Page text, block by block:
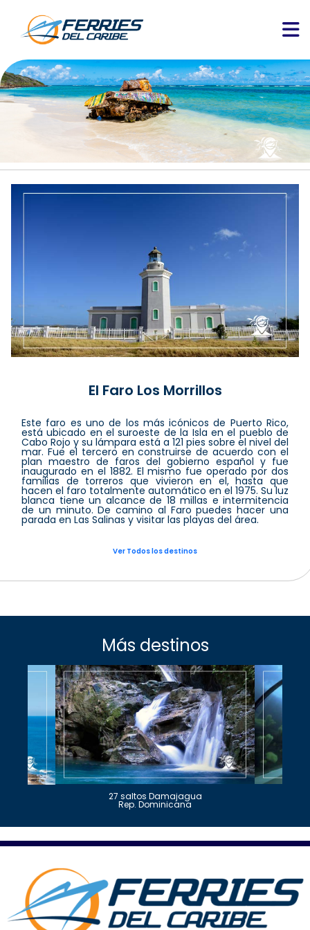
El Faro Los Morrillos
Este faro es uno de los más icónicos de Puerto Rico,
está ubicado en el suroeste de la Isla en el pueblo de
Cabo Rojo y su lámpara está a 121 pies sobre el nivel del
mar. Fue el tercero en construirse de acuerdo con el
plan maestro de faros del gobierno español y fue
inaugurado en el 1882. El mismo fue operado por dos
familias de torreros que vivieron en el, hasta que
hacen el faro totalmente automático en el 1975. Su luz
blanca tiene un alcance de 18 millas e intermitencia
de un minuto. De camino al Faro puedes hacer una
parada en Las Salinas y visitar las playas del área.
Ver Todos los destinos
Más destinos
27 saltos Damajagua
Rep. Dominicana